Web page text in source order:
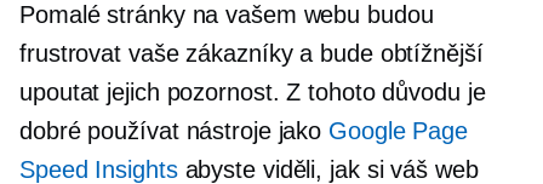
Pomalé stránky na vašem webu budou
frustrovat vaše zákazníky a bude obtížnější
upoutat jejich pozornost. Z tohoto důvodu je
dobré používat nástroje jako Google Page
Speed ​​Insightsabyste viděli, jak si váš web